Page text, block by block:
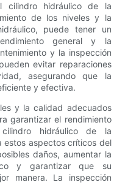
cilindro hidráulico de la
de los niveles y la
puede tener un
general y la
y la inspección
evitar reparaciones
asegurando que la
y efectiva.
y la calidad adecuados
garantizar el rendimiento
hidráulico de la
estos aspectos críticos del
daños, aumentar la
y garantizar que su
manera. La inspección